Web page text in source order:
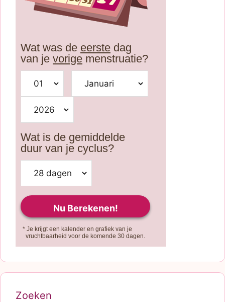
Wat was de eerste dag
van je vorige menstruatie?
Wat is de gemiddelde
duur van je cyclus?
* Je krijgt een kalender en grafiek van je
vruchtbaarheid voor de komende 30 dagen.
Zoeken